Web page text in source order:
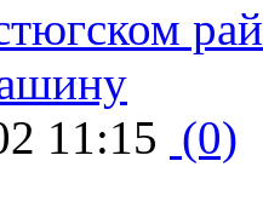
11:15 (0)